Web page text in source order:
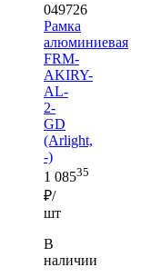
049726
Рамка
алюминиевая
FRM-
AKIRY-
AL-
2-
GD
(Arlight,
-)
1 08535
₽/
шт
В
наличии